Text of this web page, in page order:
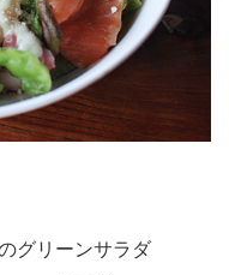
のグリーンサラダ